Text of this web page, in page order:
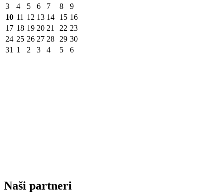
3
4 5 6 7 8
9
10 11 12 13 14 15 16
17 18 19 20 21 22 23
24 25 26 27 28 29 30
31 1 2 3 4 5 6
Naši partneri